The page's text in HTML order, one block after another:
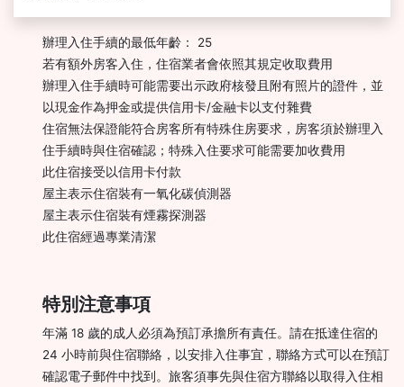
辦理入住手續的最低年齡： 25
若有額外房客入住，住宿業者會依照其規定收取費用
辦理入住手續時可能需要出示政府核發且附有照片的證件，並
以現金作為押金或提供信用卡/金融卡以支付雜費
住宿無法保證能符合房客所有特殊住房要求，房客須於辦理入
住手續時與住宿確認；特殊入住要求可能需要加收費用
此住宿接受以信用卡付款
屋主表示住宿裝有一氧化碳偵測器
屋主表示住宿裝有煙霧探測器
此住宿經過專業清潔
特別注意事項
年滿 18 歲的成人必須為預訂承擔所有責任。請在抵達住宿的
24 小時前與住宿聯絡，以安排入住事宜，聯絡方式可以在預訂
確認電子郵件中找到。旅客須事先與住宿方聯絡以取得入住相